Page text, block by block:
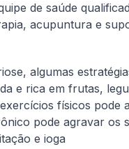
de saúde
acupuntura e
algumas
e rica em frutas,
físicos pode
pode agravar os
e ioga